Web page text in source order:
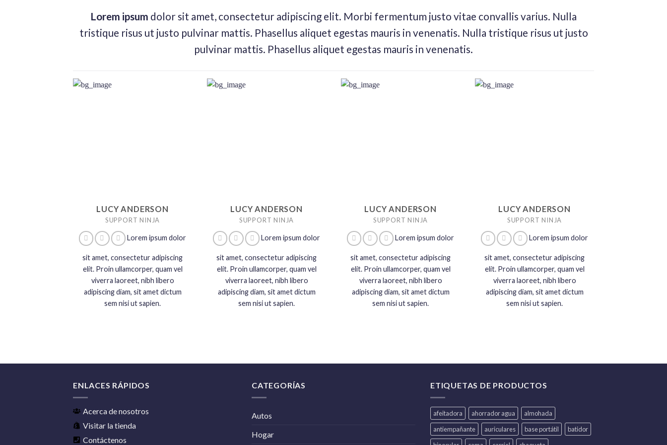
Lorem ipsum dolor sit amet, consectetur adipiscing elit. Morbi fermentum justo vitae convallis varius. Nulla
tristique risus ut justo pulvinar mattis. Phasellus aliquet egestas mauris in venenatis. Nulla tristique risus ut justo
pulvinar mattis. Phasellus aliquet egestas mauris in venenatis.
LUCY ANDERSON
SUPPORT NINJA
Lorem ipsum dolor
sit amet, consectetur adipiscing
elit. Proin ullamcorper, quam vel
viverra laoreet, nibh libero
adipiscing diam, sit amet dictum
sem nisi ut sapien.
LUCY ANDERSON
SUPPORT NINJA
Lorem ipsum dolor
sit amet, consectetur adipiscing
elit. Proin ullamcorper, quam vel
viverra laoreet, nibh libero
adipiscing diam, sit amet dictum
sem nisi ut sapien.
LUCY ANDERSON
SUPPORT NINJA
Lorem ipsum dolor
sit amet, consectetur adipiscing
elit. Proin ullamcorper, quam vel
viverra laoreet, nibh libero
adipiscing diam, sit amet dictum
sem nisi ut sapien.
LUCY ANDERSON
SUPPORT NINJA
Lorem ipsum dolor
sit amet, consectetur adipiscing
elit. Proin ullamcorper, quam vel
viverra laoreet, nibh libero
adipiscing diam, sit amet dictum
sem nisi ut sapien.
ENLACES RÁPIDOS
Acerca de nosotros
Visitar la tienda
Contáctenos
CATEGORÍAS
Autos
Hogar
ETIQUETAS DE PRODUCTOS
afeitadora ahorrador agua
almohada
antiempañante
auriculares base portátil
batidor